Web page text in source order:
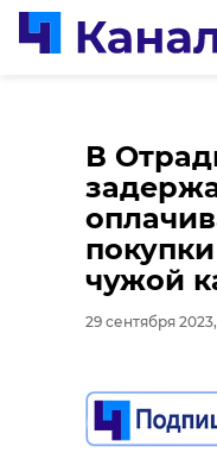
В
чужой
29 сентября 2023,
году